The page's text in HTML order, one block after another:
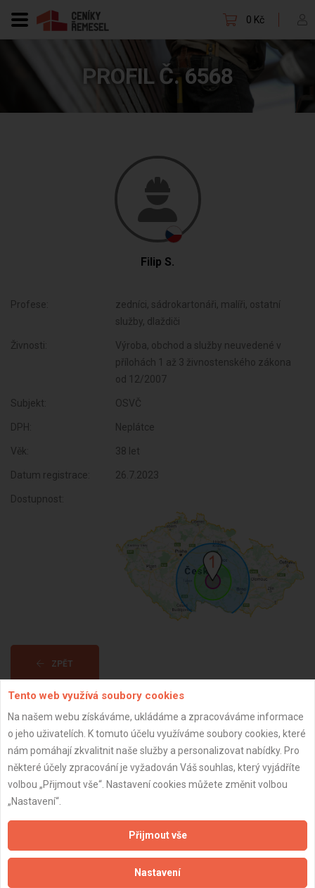
0 Kč
PROFIL Č. 6568
Filip S.
Profese:
zedníci, sádrokartonáři, malíři, ostatní
služby, dlaždiči
Živnosti:
Výroba, obchod a služby neuvedené v
přílohách 1 až 3 živnostenského zákona
od 12/2007
Subjekt: OSVČ
DPH: Neplátce
Věk: 38 let
Datum registrace: 26.7.2023
Dostupnost:
ZPĚT
Aktualizováno z portálu ARES dne 01.01.2024 04:45:16
Zpracování a ochrana osobních údajů
Zásady pro používání souborů cookie
Obchodní podmínky (zprostředkování)
Tento web využívá soubory cookies
Na našem webu získáváme, ukládáme a zpracováváme informace
o jeho uživatelích. K tomuto účelu využíváme soubory cookies, které
nám pomáhají zkvalitnit naše služby a personalizovat nabídky. Pro
některé účely zpracování je vyžadován Váš souhlas, který vyjádříte
volbou „Přijmout vše“. Nastavení cookies můžete změnit volbou
„Nastavení“.
Přijmout vše
Nastavení